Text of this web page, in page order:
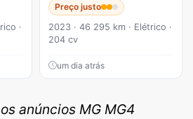
·
Preço justo
2023 · 46 295 km · Elétrico ·
204 cv
um dia atrás
anúncios MG MG4